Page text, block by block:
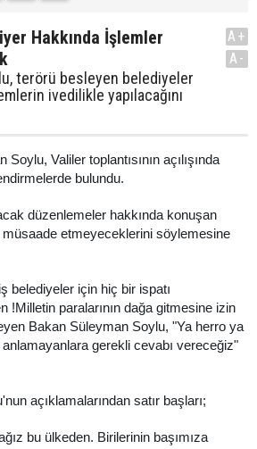
Hakkında İşlemler
terörü besleyen belediyeler
ivedilikle yapılacağını
A+
A-
Valiler toplantısının açılışında
bulundu.
düzenlemeler hakkında konuşan
etmeyeceklerini söylemesine
belediyeler için hiç bir ispatı
!Milletin paralarının dağa gitmesine izin
Bakan Süleyman Soylu, "Ya herro ya
gerekli cevabı vereceğiz"
açıklamalarından satır başları;
bu ülkeden. Birilerinin başımıza